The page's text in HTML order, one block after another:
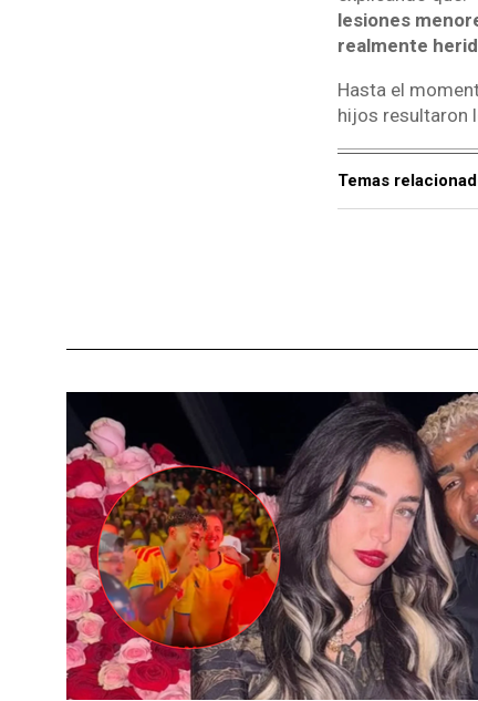
lesiones
realmente
Hasta el
hijos resultaron
Temas